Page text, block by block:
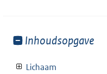
Toon
van:
Inhoudsopgave
Lichaam